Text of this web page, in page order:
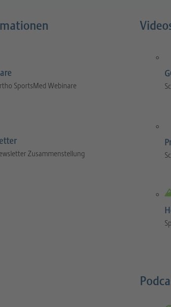
SportsMed Webinare
Zusammenstellung